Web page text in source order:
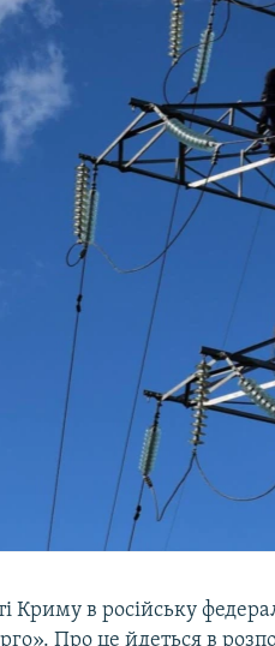
Криму в російську
Про це йдеться в